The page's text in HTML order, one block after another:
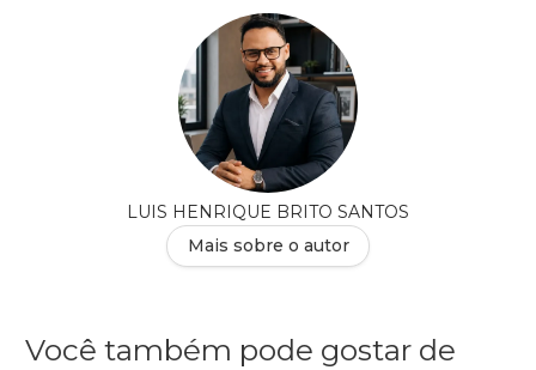
LUIS HENRIQUE BRITO SANTOS
Mais sobre o autor
Você também pode gostar de